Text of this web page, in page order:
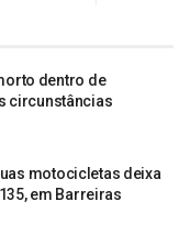
dentro de
circunstâncias
motocicletas deixa
em Barreiras